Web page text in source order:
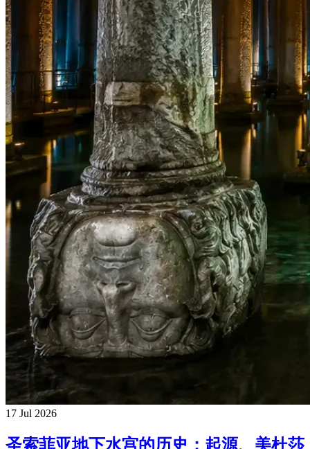
17 Jul 2026
圣索菲亚地下水宫的历史：起源、美杜莎